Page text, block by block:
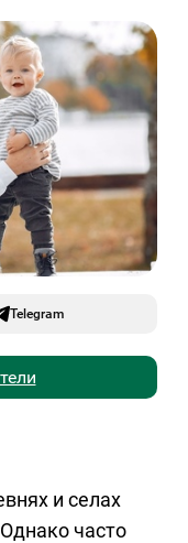
Telegram
и селах
часто